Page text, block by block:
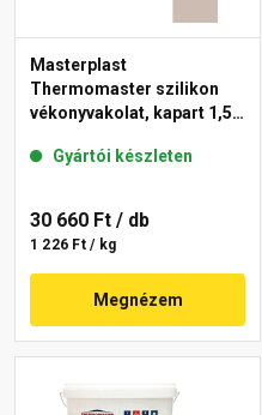
Masterplast
Thermomaster szilikon
vékonyvakolat, kapart 1,5
Gyártói készleten
30 660 Ft / db
1 226 Ft / kg
Megnézem